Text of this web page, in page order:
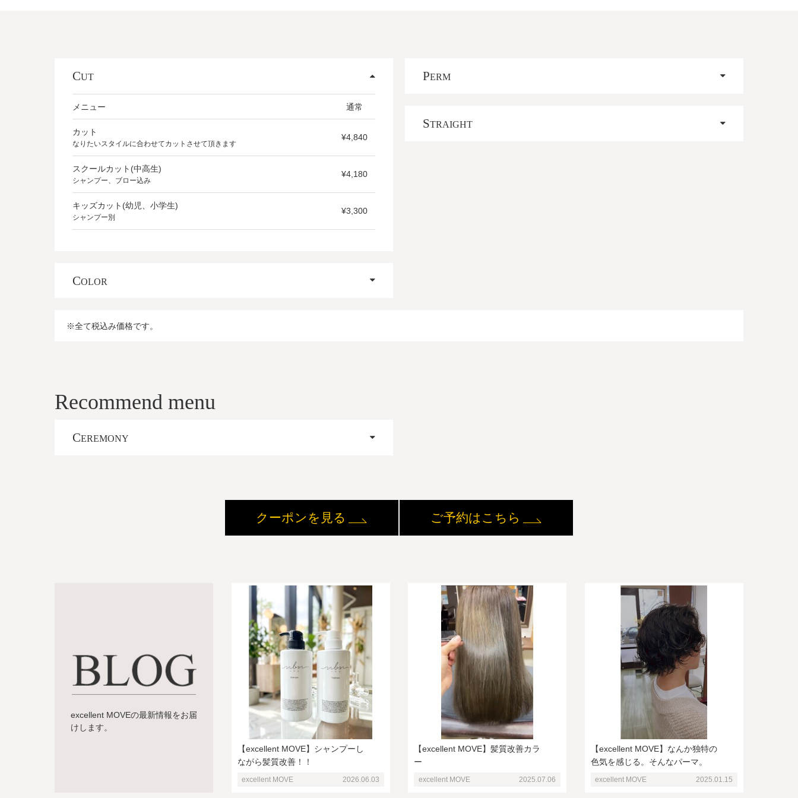
CUT
メニュー 通常
カット
なりたいスタイルに合わせてカットさせて頂きます
¥4,840
スクールカット(中高生)
シャンプー、ブロー込み
¥4,180
キッズカット(幼児、小学生)
シャンプー別
¥3,300
COLOR
PERM
STRAIGHT
※全て税込み価格です。
Recommend menu
CEREMONY
クーポンを見る ご予約はこちら
excellent MOVEの最新情報をお届
けします。
【excellent MOVE】シャンプーし
ながら髪質改善！！
excellent MOVE 2026.06.03
【excellent MOVE】髪質改善カラ
ー
excellent MOVE 2025.07.06
【excellent MOVE】なんか独特の
色気を感じる。そんなパーマ。
excellent MOVE 2025.01.15